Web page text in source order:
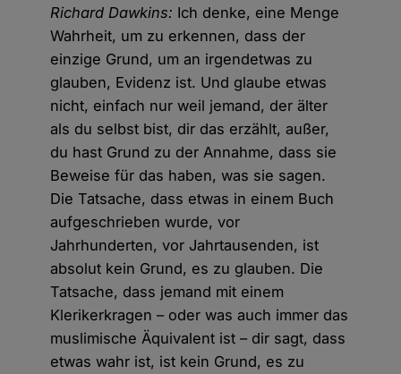
Richard Dawkins: Ich denke, eine Menge
Wahrheit, um zu erkennen, dass der
einzige Grund, um an irgendetwas zu
glauben, Evidenz ist. Und glaube etwas
nicht, einfach nur weil jemand, der älter
als du selbst bist, dir das erzählt, außer,
du hast Grund zu der Annahme, dass sie
Beweise für das haben, was sie sagen.
Die Tatsache, dass etwas in einem Buch
aufgeschrieben wurde, vor
Jahrhunderten, vor Jahrtausenden, ist
absolut kein Grund, es zu glauben. Die
Tatsache, dass jemand mit einem
Klerikerkragen – oder was auch immer das
muslimische Äquivalent ist – dir sagt, dass
etwas wahr ist, ist kein Grund, es zu